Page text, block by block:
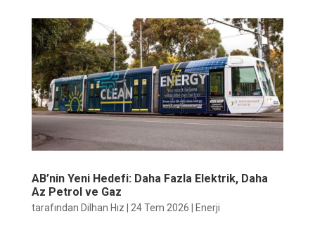
AB’nin Yeni Hedefi: Daha Fazla Elektrik, Daha
Az Petrol ve Gaz
tarafından Dilhan Hız 24 Tem 2026 Enerji